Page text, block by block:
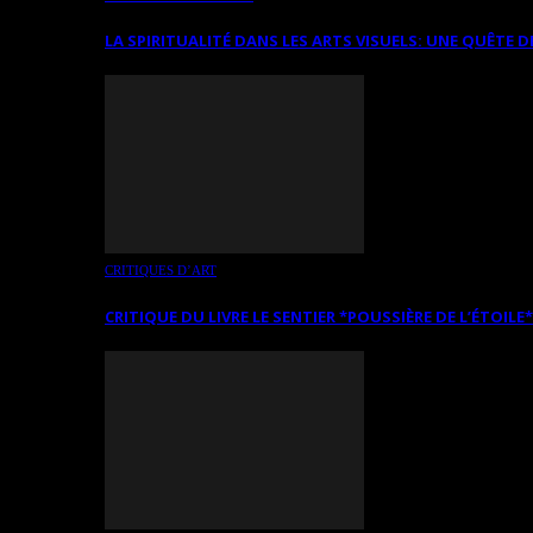
LA SPIRITUALITÉ DANS LES ARTS VISUELS: UNE QUÊTE
CRITIQUES D’ART
CRITIQUE DU LIVRE LE SENTIER *POUSSIÈRE DE L’ÉTOILE*